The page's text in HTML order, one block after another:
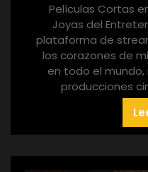
Películas Cortas
Joyas del
plataforma de
los corazones de
en todo el
producciones